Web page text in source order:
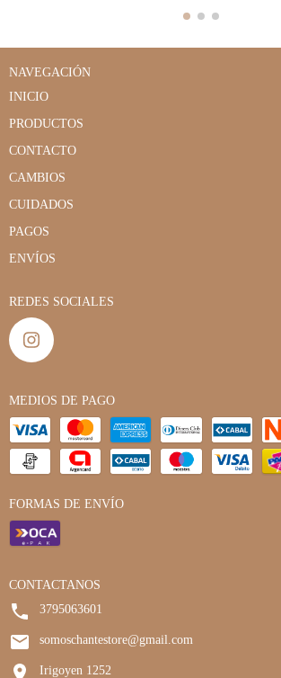
NAVEGACIÓN
INICIO
PRODUCTOS
CONTACTO
CAMBIOS
CUIDADOS
PAGOS
ENVÍOS
REDES SOCIALES
MEDIOS DE PAGO
FORMAS DE ENVÍO
CONTACTANOS
3795063601
somoschantestore@gmail.com
Irigoyen 1252